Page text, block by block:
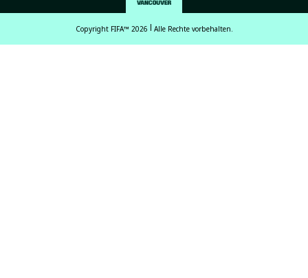
Copyright FIFA™ 2026 Alle Rechte vorbehalten.